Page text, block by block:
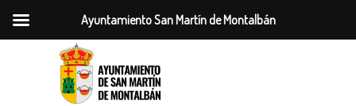
Ayuntamiento San Martín de Montalbán